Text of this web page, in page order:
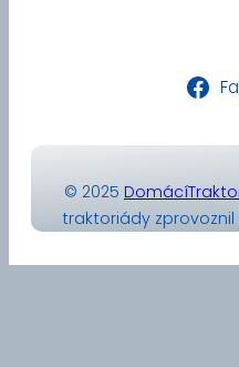
© 2025
traktoriády zprovoznil